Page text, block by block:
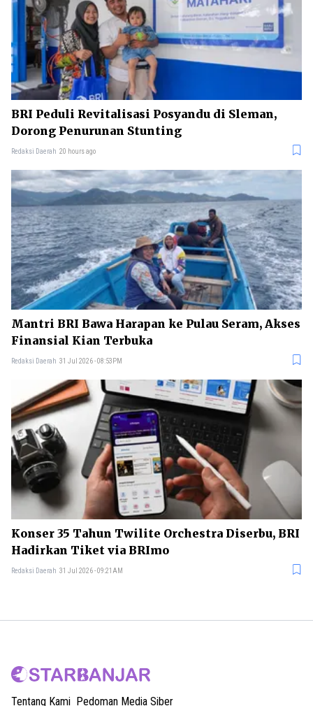
BRI Peduli Revitalisasi Posyandu di Sleman,
Dorong Penurunan Stunting
Redaksi Daerah 20 hours ago
Mantri BRI Bawa Harapan ke Pulau Seram, Akses
Finansial Kian Terbuka
Redaksi Daerah 31 Jul 2026 - 08:53PM
Konser 35 Tahun Twilite Orchestra Diserbu, BRI
Hadirkan Tiket via BRImo
Redaksi Daerah 31 Jul 2026 - 09:21AM
Tentang Kami Pedoman Media Siber